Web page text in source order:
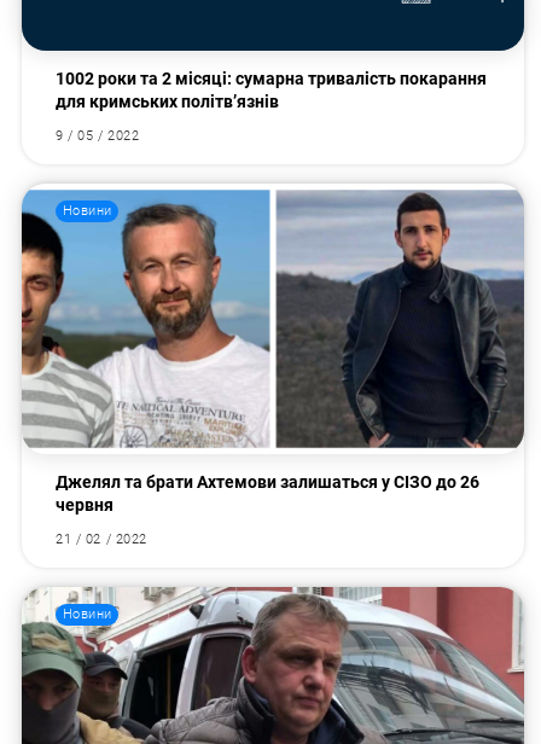
1002 роки та 2 місяці: сумарна тривалість покарання
для кримських політв’язнів
9 / 05 / 2022
Новини
Джелял та брати Ахтемови залишаться у СІЗО до 26
червня
21 / 02 / 2022
Новини